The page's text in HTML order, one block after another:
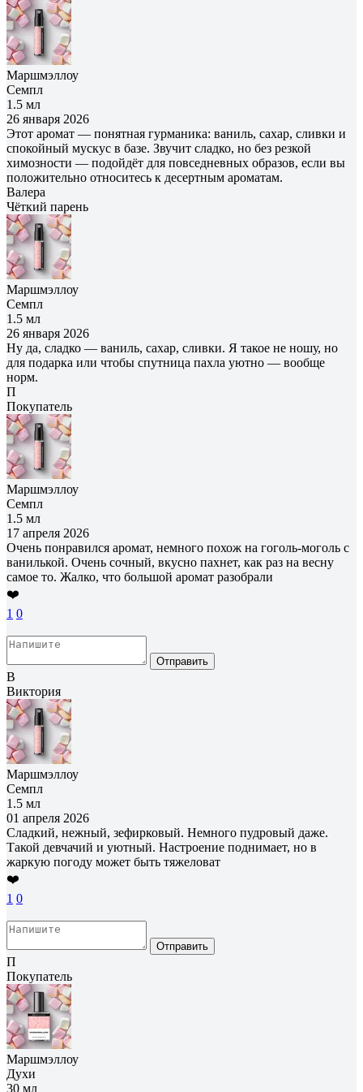
Маршмэллоу
Семпл
1.5 мл
26 января 2026
Этот аромат — понятная гурманика: ваниль, сахар, сливки и
спокойный мускус в базе. Звучит сладко, но без резкой
химозности — подойдёт для повседневных образов, если вы
положительно относитесь к десертным ароматам.
Валера
Чёткий парень
Маршмэллоу
Семпл
1.5 мл
26 января 2026
Ну да, сладко — ваниль, сахар, сливки. Я такое не ношу, но
для подарка или чтобы спутница пахла уютно — вообще
норм.
П
Покупатель
Маршмэллоу
Семпл
1.5 мл
17 апреля 2026
Очень понравился аромат, немного похож на гоголь-моголь с
ванилькой. Очень сочный, вкусно пахнет, как раз на весну
самое то. Жалко, что большой аромат разобрали
❤️
1 0
Отправить
В
Виктория
Маршмэллоу
Семпл
1.5 мл
01 апреля 2026
Сладкий, нежный, зефирковый. Немного пудровый даже.
Такой девчачий и уютный. Настроение поднимает, но в
жаркую погоду может быть тяжеловат
❤️
1 0
Отправить
П
Покупатель
Маршмэллоу
Духи
30 мл